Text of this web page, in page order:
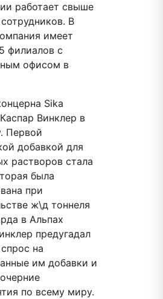
работает свыше
В
имеет
филиалов с
офисом в
Sika
Винклер в
Первой
добавкой для
растворов стала
была
при
ж\д тоннеля
в Альпах
предугадал
на
им добавки и
по всему миру.